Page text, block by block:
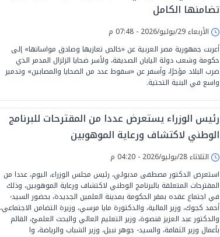
تضامنها الكامل
الأربعاء 29/يوليو/2026 - 07:48 م
أعربت جمهورية مصر العربية عن «خالص تعازيها وصادق مواساتها» إلى
حكومة وشعب دولة اليابان الصديقة، ولأسر ضحايا الزلزال المدمر الذي
ضرب البلاد مؤخرًا، وأسفر عن «سقوط عدد من الضحايا والمصابين» وتدمير
واسع في البنية التحتية.
رئيس الوزراء يستعرض عددا من المقترحات للبرنامج
الوطني لاكتشاف ورعاية الموهوبين
الثلاثاء 28/يوليو/2026 - 04:20 م
استعرض الدكتور مصطفى مدبولي، رئيس مجلس الوزراء، اليوم، عددا من
المقترحات المتعلقة بالبرنامج الوطني لاكتشاف ورعاية الموهوبين، وذلك
في اجتماع عقده بمقر الحكومة بمدينة العلمين الجديدة، بحضور السيد-
أحمد كجوك، وزير المالية، والدكتورة مايا مرسي، وزيرة التضامن الاجتماعي،
والدكتور عبد العزيز قنصوة، وزير التعليم العالي والبحث العلميّ، القائم
بأعمال وزير الثقافة، والسيد- جوهر نبيل، وزير الشباب والرياضة، وا